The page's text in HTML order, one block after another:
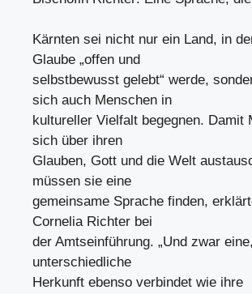
Kärnten sei nicht nur ein Land, in
Glaube „offen und
selbstbewusst gelebt“ werde,
sich auch Menschen in
kultureller Vielfalt begegnen. Damit
sich über ihren
Glauben, Gott und die Welt
müssen sie eine
gemeinsame Sprache finden,
Cornelia Richter bei
der Amtseinführung. „Und zwar
unterschiedliche
Herkunft ebenso verbindet wie ihre